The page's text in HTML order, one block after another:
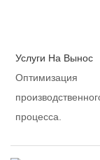
Услуги На Вынос
Оптимизация
процесса.